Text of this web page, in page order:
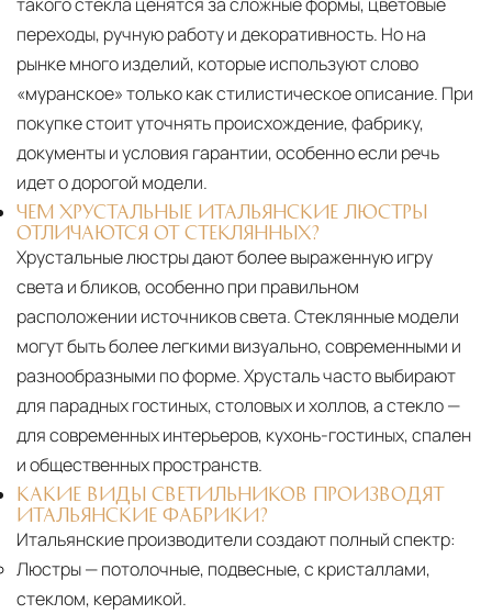
переходы, ручную работу и декоративность. Но на
рынке много изделий, которые используют слово
«муранское» только как стилистическое описание. При
покупке стоит уточнять происхождение, фабрику,
документы и условия гарантии, особенно если речь
идет о дорогой модели.
ЧЕМ ХРУСТАЛЬНЫЕ ИТАЛЬЯНСКИЕ ЛЮСТРЫ
ОТЛИЧАЮТСЯ ОТ СТЕКЛЯННЫХ?
Хрустальные люстры дают более выраженную игру
света и бликов, особенно при правильном
расположении источников света. Стеклянные модели
могут быть более легкими визуально, современными и
разнообразными по форме. Хрусталь часто выбирают
для парадных гостиных, столовых и холлов, а стекло —
для современных интерьеров, кухонь-гостиных, спален
и общественных пространств.
КАКИЕ ВИДЫ СВЕТИЛЬНИКОВ ПРОИЗВОДЯТ
ИТАЛЬЯНСКИЕ ФАБРИКИ?
Итальянские производители создают полный спектр:
Люстры— потолочные, подвесные, с кристаллами,
стеклом, керамикой.